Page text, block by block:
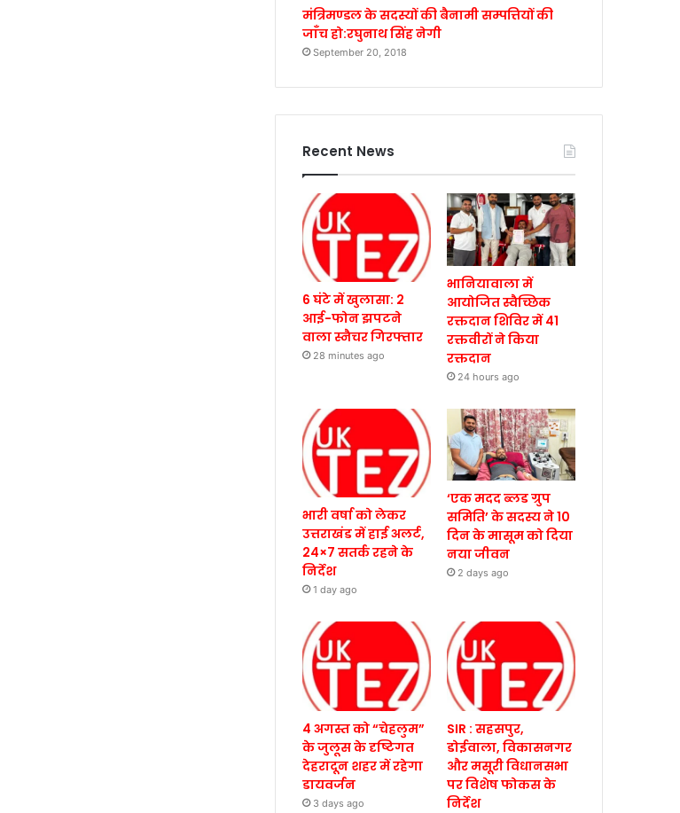
मंत्रिमण्डल के सदस्यों की बैनामी सम्पत्तियों की
जाँच हो:रघुनाथ सिंह नेगी
September 20, 2018
Recent News
6 घंटे में खुलासा: 2
आई-फोन झपटने
वाला स्नैचर गिरफ्तार
28 minutes ago
भानियावाला में
आयोजित स्वैच्छिक
रक्तदान शिविर में 41
रक्तवीरों ने किया
रक्तदान
24 hours ago
भारी वर्षा को लेकर
उत्तराखंड में हाई अलर्ट,
24×7 सतर्क रहने के
निर्देश
1 day ago
‘एक मदद ब्लड ग्रुप
समिति’ के सदस्य ने 10
दिन के मासूम को दिया
नया जीवन
2 days ago
4 अगस्त को “चेहलुम”
के जुलूस के दृष्टिगत
देहरादून शहर में रहेगा
डायवर्जन
3 days ago
SIR : सहसपुर,
डोईवाला, विकासनगर
और मसूरी विधानसभा
पर विशेष फोकस के
निर्देश